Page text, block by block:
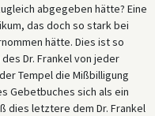
abgegeben hätte? Eine
das doch so stark bei
hätte. Dies ist so
Dr. Frankel von jeder
Tempel die Mißbilligung
dies letztere dem Dr. Frankel